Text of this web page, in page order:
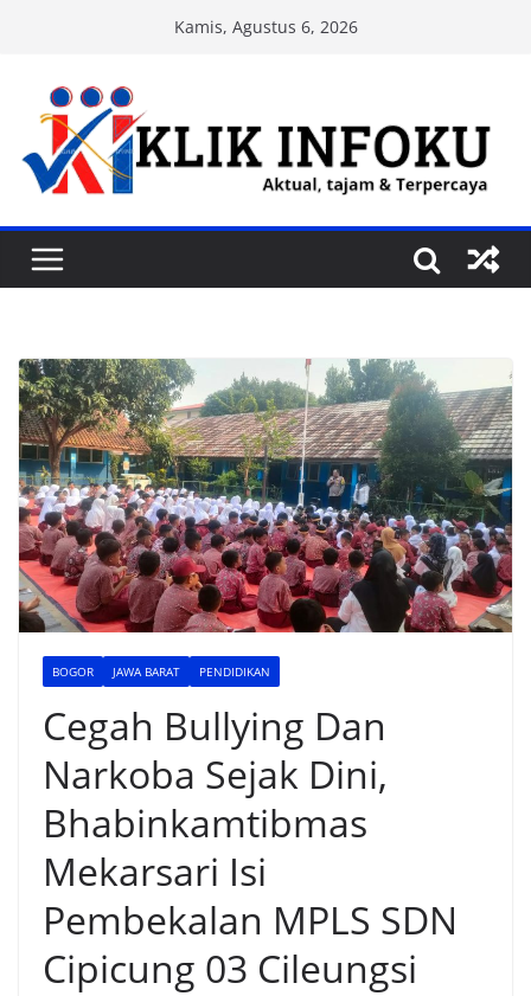
content
Kamis, Agustus 6, 2026
BOGOR JAWA BARAT PENDIDIKAN
Cegah Bullying Dan
Narkoba Sejak Dini,
Bhabinkamtibmas
Mekarsari Isi
Pembekalan MPLS SDN
Cipicung 03 Cileungsi